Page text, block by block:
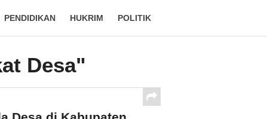
PENDIDIKAN HUKRIM POLITIK
Desa"